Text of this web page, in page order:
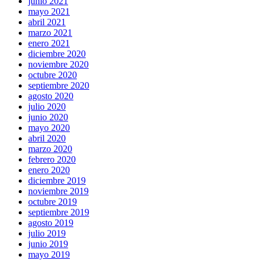
mayo 2021
abril 2021
marzo 2021
enero 2021
diciembre 2020
noviembre 2020
octubre 2020
septiembre 2020
agosto 2020
julio 2020
junio 2020
mayo 2020
abril 2020
marzo 2020
febrero 2020
enero 2020
diciembre 2019
noviembre 2019
octubre 2019
septiembre 2019
agosto 2019
julio 2019
junio 2019
mayo 2019